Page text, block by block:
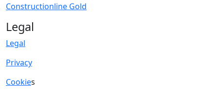
Constructionline Gold
Legal
Legal
Privacy
Cookies